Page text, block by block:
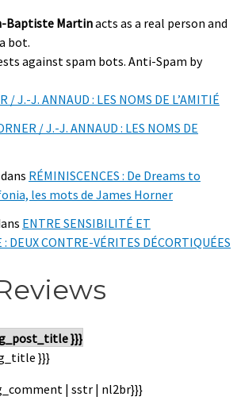
Baptiste Martinacts as a real person and
bot.
against spam bots. Anti-Spam by
/ J.-J. ANNAUD : LES NOMS DE L’AMITIÉ
/ J.-J. ANNAUD : LES NOMS DE
RÉMINISCENCES : De Dreams to
les mots de James Horner
ENTRE SENSIBILITÉ ET
DEUX CONTRE-VÉRITES DÉCORTIQUÉES
}}}
}}}
| sstr | nl2br}}}